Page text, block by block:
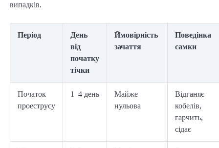
випадків.
Період
День
від
початку
тічки
Ймовірність
зачаття
Поведінка
самки
Початок
проеструсу
1–4 день
Майже
нульова
Відганяє
кобелів,
гарчить,
сідає